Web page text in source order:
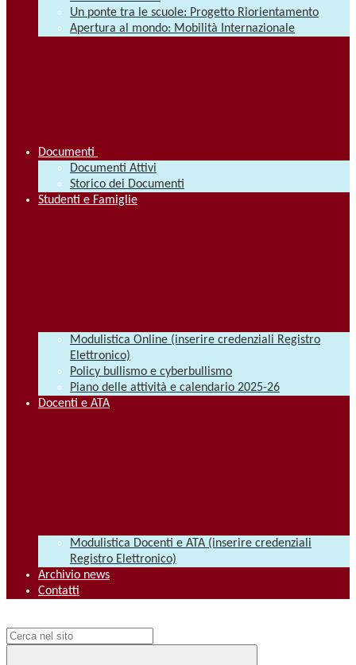
Un ponte tra le scuole: Progetto Riorientamento
Apertura al mondo: Mobilità Internazionale
Documenti
Documenti Attivi
Storico dei Documenti
Studenti e Famiglie
Modulistica Online (inserire credenziali Registro
Elettronico)
Policy bullismo e cyberbullismo
Piano delle attività e calendario 2025-26
Docenti e ATA
Modulistica Docenti e ATA (inserire credenziali
Registro Elettronico)
Archivio news
Contatti